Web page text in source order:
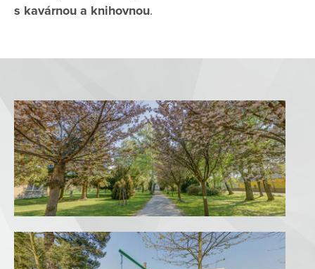
s kavárnou a knihovnou.